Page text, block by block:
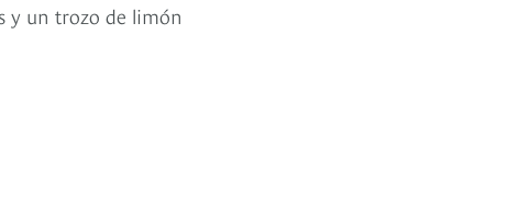
y un trozo de limón